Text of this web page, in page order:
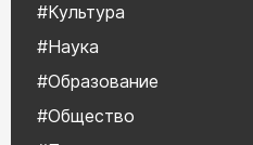
#Культура
#Наука
#Образование
#Общество